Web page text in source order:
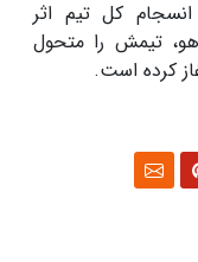
کل تیم اثر
تیمش را متحول
کرده است.